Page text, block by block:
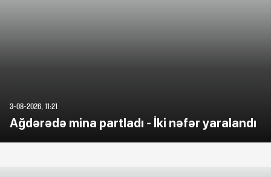
3-08-2026, 11:21
Ağdərədə mina partladı - İki nəfər yaralandı